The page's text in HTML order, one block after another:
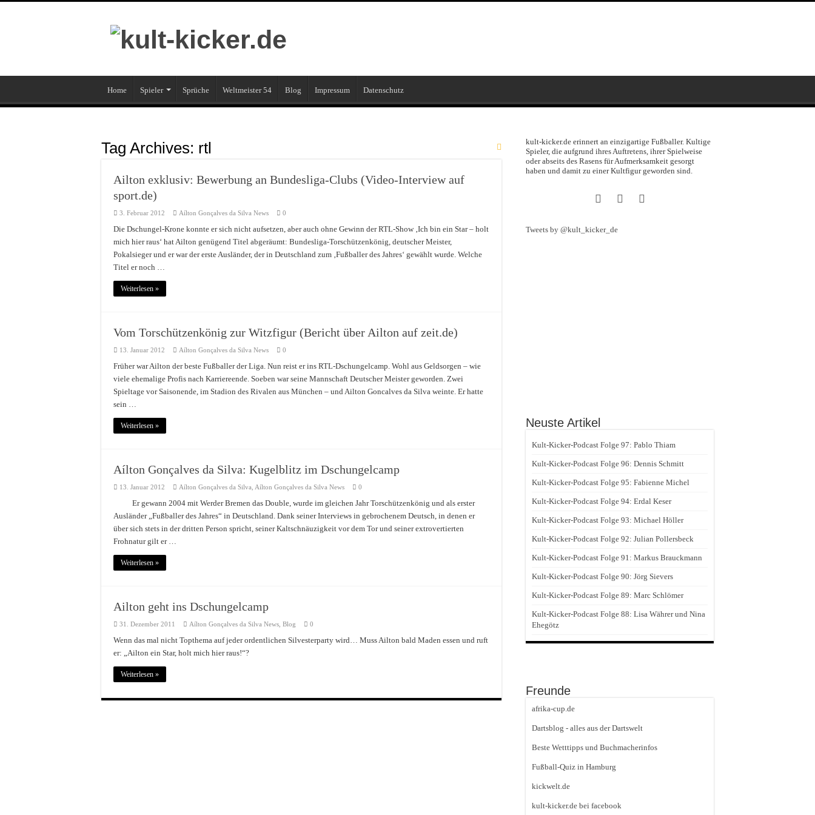
Home Spieler Sprüche Weltmeister 54 Blog Impressum Datenschutz
Tag Archives: rtl
Ailton exklusiv: Bewerbung an Bundesliga-Clubs (Video-Interview auf
sport.de)
3. Februar 2012 Aílton Gonçalves da Silva News 0
Die Dschungel-Krone konnte er sich nicht aufsetzen, aber auch ohne Gewinn der RTL-Show ‚Ich bin ein Star – holt
mich hier raus‘ hat Ailton genügend Titel abgeräumt: Bundesliga-Torschützenkönig, deutscher Meister,
Pokalsieger und er war der erste Ausländer, der in Deutschland zum ‚Fußballer des Jahres‘ gewählt wurde. Welche
Titel er noch …
Weiterlesen »
Vom Torschützenkönig zur Witzfigur (Bericht über Ailton auf zeit.de)
13. Januar 2012 Aílton Gonçalves da Silva News 0
Früher war Ailton der beste Fußballer der Liga. Nun reist er ins RTL-Dschungelcamp. Wohl aus Geldsorgen – wie
viele ehemalige Profis nach Karriereende. Soeben war seine Mannschaft Deutscher Meister geworden. Zwei
Spieltage vor Saisonende, im Stadion des Rivalen aus München – und Ailton Goncalves da Silva weinte. Er hatte
sein …
Weiterlesen »
Aílton Gonçalves da Silva: Kugelblitz im Dschungelcamp
13. Januar 2012 Aílton Gonçalves da Silva Aílton Gonçalves da Silva News 0
Er gewann 2004 mit Werder Bremen das Double, wurde im gleichen Jahr Torschützenkönig und als erster
Ausländer „Fußballer des Jahres“ in Deutschland. Dank seiner Interviews in gebrochenem Deutsch, in denen er
über sich stets in der dritten Person spricht, seiner Kaltschnäuzigkeit vor dem Tor und seiner extrovertierten
Frohnatur gilt er …
Weiterlesen »
Ailton geht ins Dschungelcamp
31. Dezember 2011 Aílton Gonçalves da Silva News Blog 0
Wenn das mal nicht Topthema auf jeder ordentlichen Silvesterparty wird… Muss Ailton bald Maden essen und ruft
er: „Ailton ein Star, holt mich hier raus!“?
Weiterlesen »
kult-kicker.de erinnert an einzigartige Fußballer. Kultige
Spieler, die aufgrund ihres Auftretens, ihrer Spielweise
oder abseits des Rasens für Aufmerksamkeit gesorgt
haben und damit zu einer Kultfigur geworden sind.
Tweets by @kult_kicker_de
Neuste Artikel
Kult-Kicker-Podcast Folge 97: Pablo Thiam
Kult-Kicker-Podcast Folge 96: Dennis Schmitt
Kult-Kicker-Podcast Folge 95: Fabienne Michel
Kult-Kicker-Podcast Folge 94: Erdal Keser
Kult-Kicker-Podcast Folge 93: Michael Höller
Kult-Kicker-Podcast Folge 92: Julian Pollersbeck
Kult-Kicker-Podcast Folge 91: Markus Brauckmann
Kult-Kicker-Podcast Folge 90: Jörg Sievers
Kult-Kicker-Podcast Folge 89: Marc Schlömer
Kult-Kicker-Podcast Folge 88: Lisa Währer und Nina
Ehegötz
Freunde
afrika-cup.de
Dartsblog - alles aus der Dartswelt
Beste Wetttipps und Buchmacherinfos
Fußball-Quiz in Hamburg
kickwelt.de
kult-kicker.de bei facebook